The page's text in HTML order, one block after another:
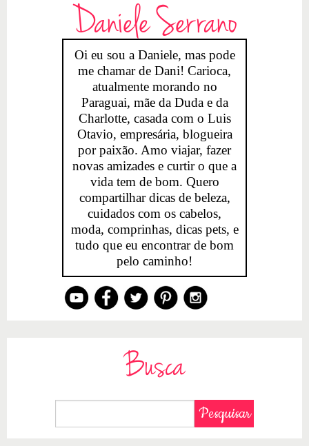
Daniele Serrano
Oi eu sou a Daniele, mas pode
me chamar de Dani! Carioca,
atualmente morando no
Paraguai, mãe da Duda e da
Charlotte, casada com o Luis
Otavio, empresária, blogueira
por paixão. Amo viajar, fazer
novas amizades e curtir o que a
vida tem de bom. Quero
compartilhar dicas de beleza,
cuidados com os cabelos,
moda, comprinhas, dicas pets, e
tudo que eu encontrar de bom
pelo caminho!
Busca